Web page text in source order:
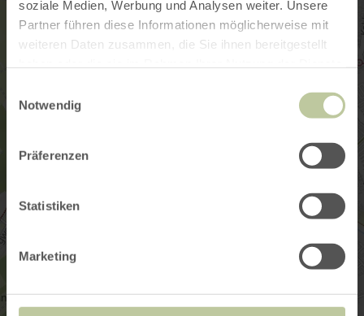
soziale Medien, Werbung und Analysen weiter. Unsere
Partner führen diese Informationen möglicherweise mit
weiteren Daten zusammen, die Sie ihnen bereitgestellt
Notwendig
Präferenzen
Statistiken
Marketing